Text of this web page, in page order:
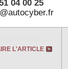
L'ARTICLE
04 00 25